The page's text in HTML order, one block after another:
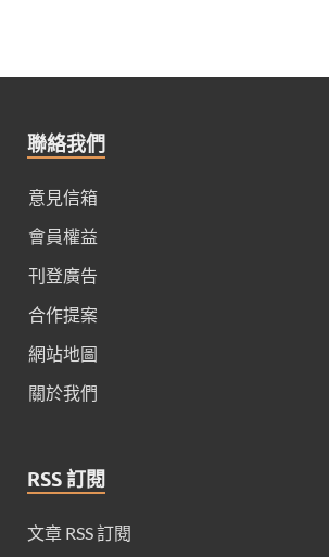
聯絡我們
意見信箱
會員權益
刊登廣告
合作提案
網站地圖
關於我們
RSS 訂閱
文章 RSS 訂閱